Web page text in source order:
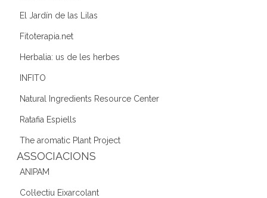
El Jardín de las Lilas
Fitoterapia.net
Herbalia: us de les herbes
INFITO
Natural Ingredients Resource Center
Ratafia Espiells
The aromatic Plant Project
ASSOCIACIONS
ANIPAM
Col·lectiu Eixarcolant